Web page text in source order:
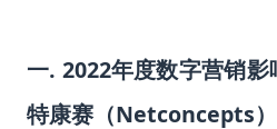
一. 2022年度数字营销
特康赛（Netconcepts）